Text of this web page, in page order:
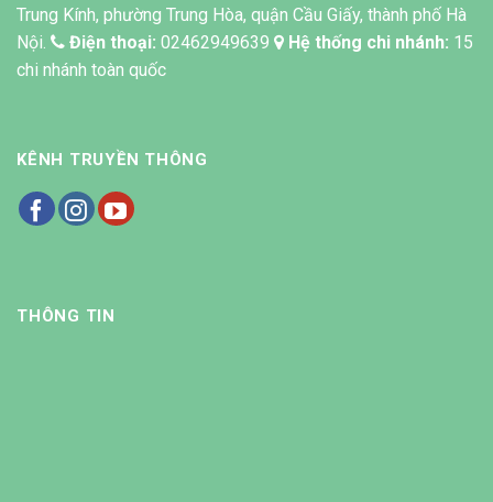
Trung Kính, phường Trung Hòa, quận Cầu Giấy, thành phố Hà
Nội.
Điện thoại: 02462949639 Hệ thống chi nhánh: 15
chi nhánh toàn quốc
KÊNH TRUYỀN THÔNG
THÔNG TIN